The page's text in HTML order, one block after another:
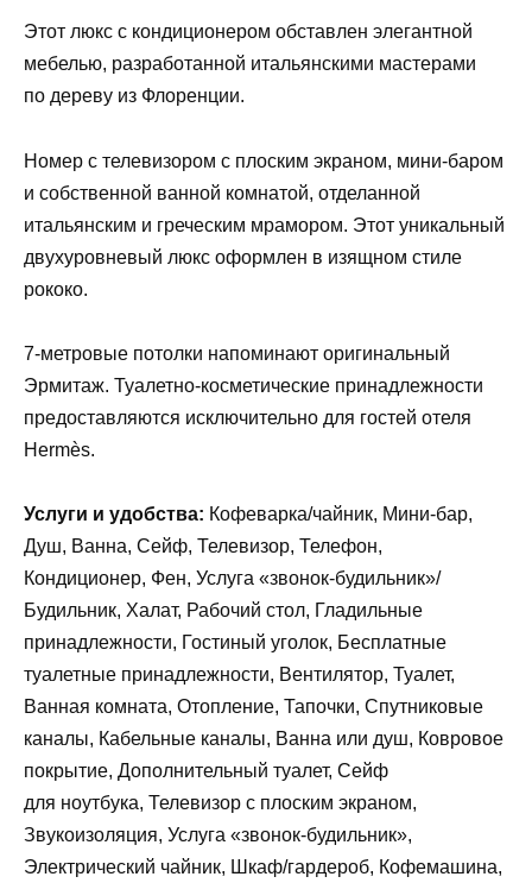
Этот люкс с кондиционером обставлен элегантной
мебелью, разработанной итальянскими мастерами
по дереву из Флоренции.
Номер с телевизором с плоским экраном, мини-баром
и собственной ванной комнатой, отделанной
итальянским и греческим мрамором. Этот уникальный
двухуровневый люкс оформлен в изящном стиле
рококо.
7-метровые потолки напоминают оригинальный
Эрмитаж. Туалетно-косметические принадлежности
предоставляются исключительно для гостей отеля
Hermès.
Услуги и удобства: Кофеварка/чайник, Мини-бар,
Душ, Ванна, Сейф, Телевизор, Телефон,
Кондиционер, Фен, Услуга «звонок-будильник»/
Будильник, Халат, Рабочий стол, Гладильные
принадлежности, Гостиный уголок, Бесплатные
туалетные принадлежности, Вентилятор, Туалет,
Ванная комната, Отопление, Тапочки, Спутниковые
каналы, Кабельные каналы, Ванна или душ, Ковровое
покрытие, Дополнительный туалет, Сейф
для ноутбука, Телевизор с плоским экраном,
Звукоизоляция, Услуга «звонок-будильник»,
Электрический чайник, Шкаф/гардероб, Кофемашина,